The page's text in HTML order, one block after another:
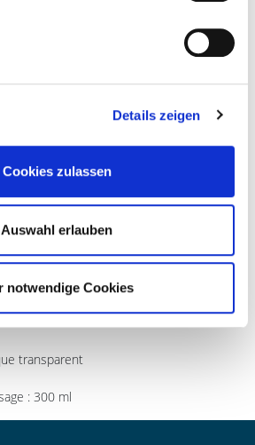
Details zeigen
Cookies zulassen
Auswahl erlauben
notwendige Cookies
UTILISATION
SOIN
Concentré en une mousse
utilisé avec dautres produits de
produits cosmétiques hara naturals
transparent
: 300 ml